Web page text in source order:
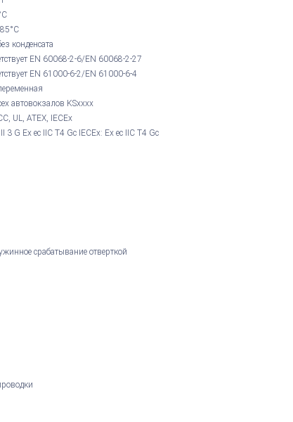
конденсата
EN 60068-2-6/EN 60068-2-27
EN 61000-6-2/EN 61000-6-4
автовокзалов KSxxxx
UL, ATEX, IECEx
3 G Ex ec IIC T4 Gc IECEx: Ex ec IIC T4 Gc
срабатывание отверткой